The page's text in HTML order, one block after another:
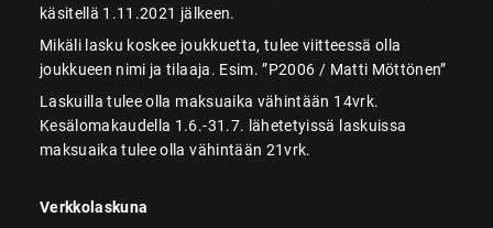
käsitellä 1.11.2021 jälkeen.
Mikäli lasku koskee joukkuetta, tulee viitteessä olla
joukkueen nimi ja tilaaja. Esim. ”P2006 / Matti Möttönen”
Laskuilla tulee olla maksuaika vähintään 14vrk.
Kesälomakaudella 1.6.-31.7. lähetetyissä laskuissa
maksuaika tulee olla vähintään 21vrk.
Verkkolaskuna